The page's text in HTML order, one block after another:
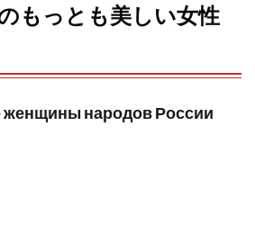
もっとも美しい女性
народов России